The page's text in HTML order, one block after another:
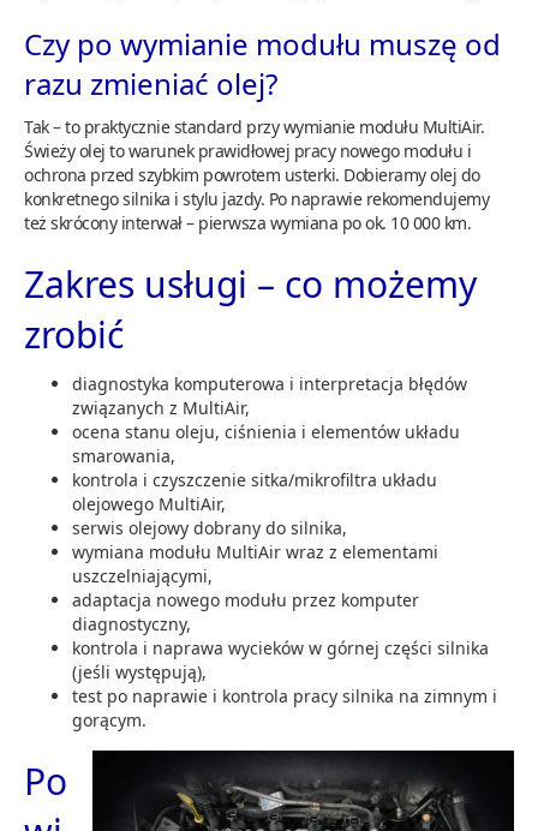
Czy po wymianie modułu muszę od
razu zmieniać olej?
Tak – to praktycznie standard przy wymianie modułu MultiAir.
Świeży olej to warunek prawidłowej pracy nowego modułu i
ochrona przed szybkim powrotem usterki. Dobieramy olej do
konkretnego silnika i stylu jazdy. Po naprawie rekomendujemy
też skrócony interwał – pierwsza wymiana po ok. 10 000 km.
Zakres usługi – co możemy
zrobić
diagnostyka komputerowa i interpretacja błędów
związanych z MultiAir,
ocena stanu oleju, ciśnienia i elementów układu
smarowania,
kontrola i czyszczenie sitka/mikrofiltra układu
olejowego MultiAir,
serwis olejowy dobrany do silnika,
wymiana modułu MultiAir wraz z elementami
uszczelniającymi,
adaptacja nowego modułu przez komputer
diagnostyczny,
kontrola i naprawa wycieków w górnej części silnika
(jeśli występują),
test po naprawie i kontrola pracy silnika na zimnym i
gorącym.
Po